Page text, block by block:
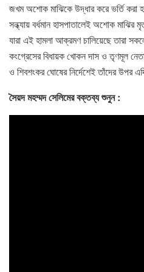
জখম অশোক মাঝিকে উদ্ধার করে ভর্তি করা
সন্ধ্যায় বর্ধমান হাসপাতালেই অশোক
যারা এই হামলা আক্রমণ চালিয়েছে তারা
কংগ্রেসের বিধায়ক খোকন দাস ও তৃণমূল
ও শিবশংকর ঘোষের নির্দেশেই তাঁদের উপর
সৈয়দ মহম্মদ সেলিমের বক্তব্য শুনুন :